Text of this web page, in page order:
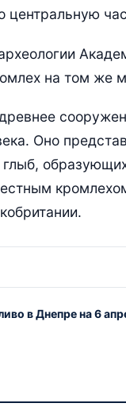
центральную
на том же
Оно
в Днепре на 6